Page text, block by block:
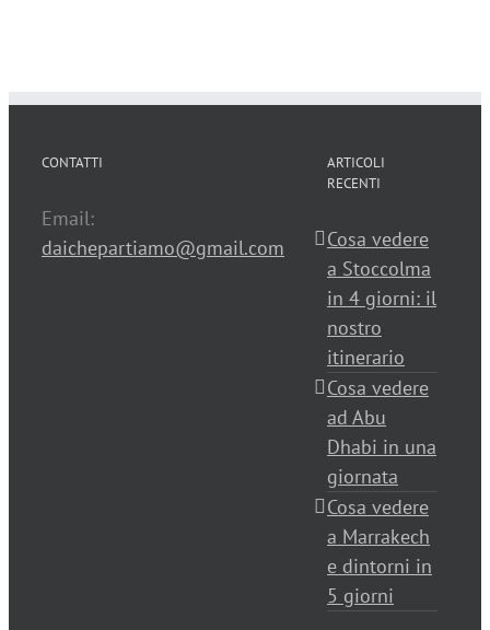
CONTATTI
Email:
daichepartiamo@gmail.com
ARTICOLI
RECENTI
Cosa vedere
a Stoccolma
in 4 giorni: il
nostro
itinerario
Cosa vedere
ad Abu
Dhabi in una
giornata
Cosa vedere
a Marrakech
e dintorni in
5 giorni